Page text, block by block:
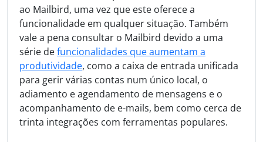
ao Mailbird, uma vez que este oferece a
funcionalidade em qualquer situação. Também
vale a pena consultar o Mailbird devido a uma
série defuncionalidades que aumentam a
produtividade, como a caixa de entrada unificada
para gerir várias contas num único local, o
adiamento e agendamento de mensagens e o
acompanhamento de e-mails, bem como cerca de
trinta integrações com ferramentas populares.